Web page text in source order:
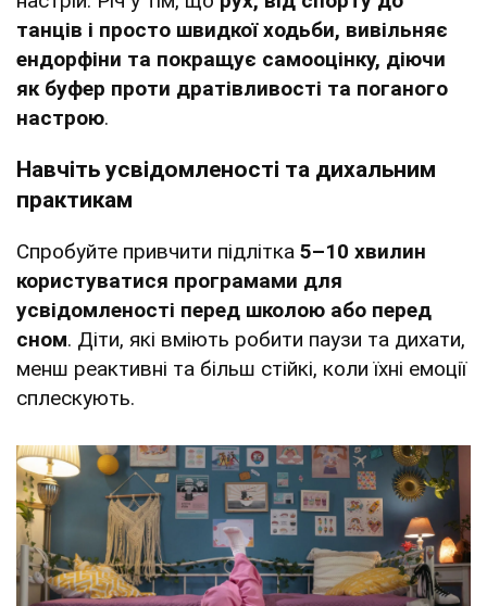
танців і просто швидкої ходьби, вивільняє
ендорфіни та покращує самооцінку, діючи
як буфер проти дратівливості та поганого
настрою.
Навчіть усвідомленості та дихальним
практикам
Спробуйте привчити підлітка 5–10 хвилин
користуватися програмами для
усвідомленості перед школою або перед
сном. Діти, які вміють робити паузи та дихати,
менш реактивні та більш стійкі, коли їхні емоції
сплескують.